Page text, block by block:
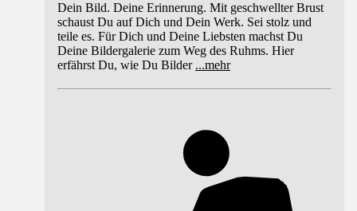
Dein Bild. Deine Erinnerung. Mit geschwellter Brust
schaust Du auf Dich und Dein Werk. Sei stolz und
teile es. Für Dich und Deine Liebsten machst Du
Deine Bildergalerie zum Weg des Ruhms. Hier
erfährst Du, wie Du Bilder ...mehr